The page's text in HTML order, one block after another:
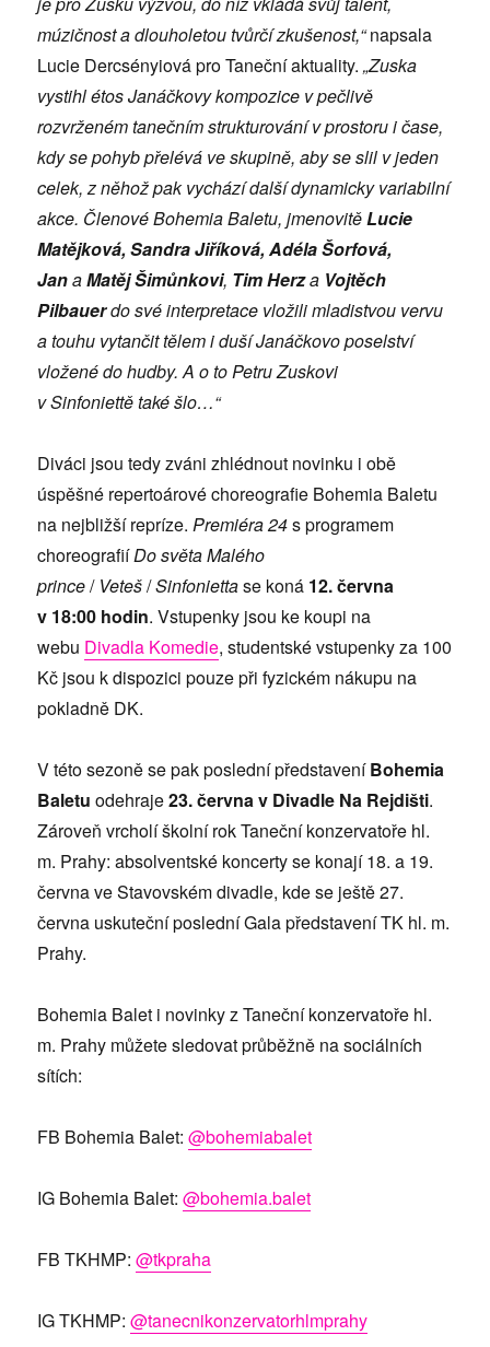
múzičnost a dlouholetou tvůrčí zkušenost,“napsala
Lucie Dercsényiová pro Taneční aktuality.„Zuska
vystihl étos Janáčkovy kompozice v pečlivě
rozvrženém tanečním strukturování v prostoru i čase,
kdy se pohyb přelévá ve skupině, aby se slil v jeden
celek, z něhož pak vychází další dynamicky variabilní
akce. Členové Bohemia Baletu, jmenovitěLucie
Matějková, Sandra Jiříková, Adéla Šorfová,
JanaMatěj Šimůnkovi, Tim Herza Vojtěch
Pilbauerdo své interpretace vložili mladistvou vervu
a touhu vytančit tělem i duší Janáčkovo poselství
vložené do hudby. A o to Petru Zuskovi
v Sinfoniettě také šlo…“
Diváci jsou tedy zváni zhlédnout novinku i obě
úspěšné repertoárové choreografie Bohemia Baletu
na nejbližší repríze.Premiéra 24s programem
choreografiíDo světa Malého
prince/ Veteš/Sinfoniettase koná 12. června
v 18:00 hodin. Vstupenky jsou ke koupi na
webu Divadla Komedie, studentské vstupenky za 100
Kč jsou k dispozici pouze při fyzickém nákupu na
pokladně DK.
V této sezoně se pak poslední představeníBohemia
Baletu odehraje23. června v Divadle Na Rejdišti.
Zároveň vrcholí školní rok Taneční konzervatoře hl.
m. Prahy: absolventské koncerty se konají 18. a 19.
června ve Stavovském divadle, kde se ještě 27.
června uskuteční poslední Gala představení TK hl. m.
Prahy.
Bohemia Balet i novinky z Taneční konzervatoře hl.
m. Prahy můžete sledovat průběžně na sociálních
sítích:
FB Bohemia Balet:@bohemiabalet
IG Bohemia Balet:@bohemia.balet
FB TKHMP:@tkpraha
IG TKHMP:@tanecnikonzervatorhlmprahy